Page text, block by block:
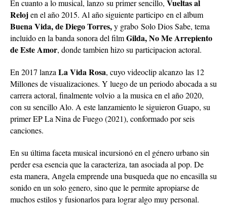
En cuanto a lo musical, lanzo su primer sencillo, Vueltas al
Relojen el año 2015. Al año siguiente participo en el album
Buena Vida, de Diego Torres,y grabo Solo Dios Sabe, tema
incluido en la banda sonora del filmGilda, No Me Arrepiento
de Este Amor, donde tambien hizo su participacion actoral.
En 2017 lanza La Vida Rosa, cuyo videoclip alcanzo las 12
Millones de visualizaciones. Y luego de un periodo abocada a su
carrera actoral, finalmente volvio a la musica en el año 2020,
con su sencillo Alo. A este lanzamiento le siguieron Guapo, su
primer EP La Nina de Fuego (2021), conformado por seis
canciones.
En su última faceta musical incursionó en el género urbano sin
perder esa esencia que la caracteriza, tan asociada al pop. De
esta manera, Angela emprende una busqueda que no encasilla su
sonido en un solo genero, sino que le permite apropiarse de
muchos estilos y fusionarlos para lograr algo muy personal.